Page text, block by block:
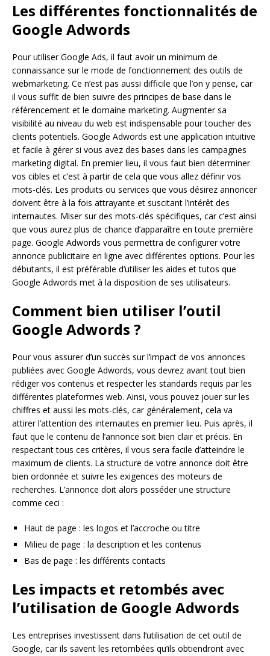
Les différentes fonctionnalités de
Google Adwords
Pour utiliser Google Ads, il faut avoir un minimum de
connaissance sur le mode de fonctionnement des outils de
webmarketing. Ce n’est pas aussi difficile que l’on y pense, car
il vous suffit de bien suivre des principes de base dans le
référencement et le domaine marketing. Augmenter sa
visibilité au niveau du web est indispensable pour toucher des
clients potentiels. Google Adwords est une application intuitive
et facile à gérer si vous avez des bases dans les campagnes
marketing digital. En premier lieu, il vous faut bien déterminer
vos cibles et c’est à partir de cela que vous allez définir vos
mots-clés. Les produits ou services que vous désirez annoncer
doivent être à la fois attrayante et suscitant l’intérêt des
internautes. Miser sur des mots-clés spécifiques, car c’est ainsi
que vous aurez plus de chance d’apparaître en toute première
page. Google Adwords vous permettra de configurer votre
annonce publicitaire en ligne avec différentes options. Pour les
débutants, il est préférable d’utiliser les aides et tutos que
Google Adwords met à la disposition de ses utilisateurs.
Comment bien utiliser l’outil
Google Adwords ?
Pour vous assurer d’un succès sur l’impact de vos annonces
publiées avec Google Adwords, vous devrez avant tout bien
rédiger vos contenus et respecter les standards requis par les
différentes plateformes web. Ainsi, vous pouvez jouer sur les
chiffres et aussi les mots-clés, car généralement, cela va
attirer l’attention des internautes en premier lieu. Puis après, il
faut que le contenu de l’annonce soit bien clair et précis. En
respectant tous ces critères, il vous sera facile d’atteindre le
maximum de clients. La structure de votre annonce doit être
bien ordonnée et suivre les exigences des moteurs de
recherches. L’annonce doit alors posséder une structure
comme ceci :
Haut de page : les logos et l’accroche ou titre
Milieu de page : la description et les contenus
Bas de page : les différents contacts
Les impacts et retombés avec
l’utilisation de Google Adwords
Les entreprises investissent dans l’utilisation de cet outil de
Google, car ils savent les retombées qu’ils obtiendront avec